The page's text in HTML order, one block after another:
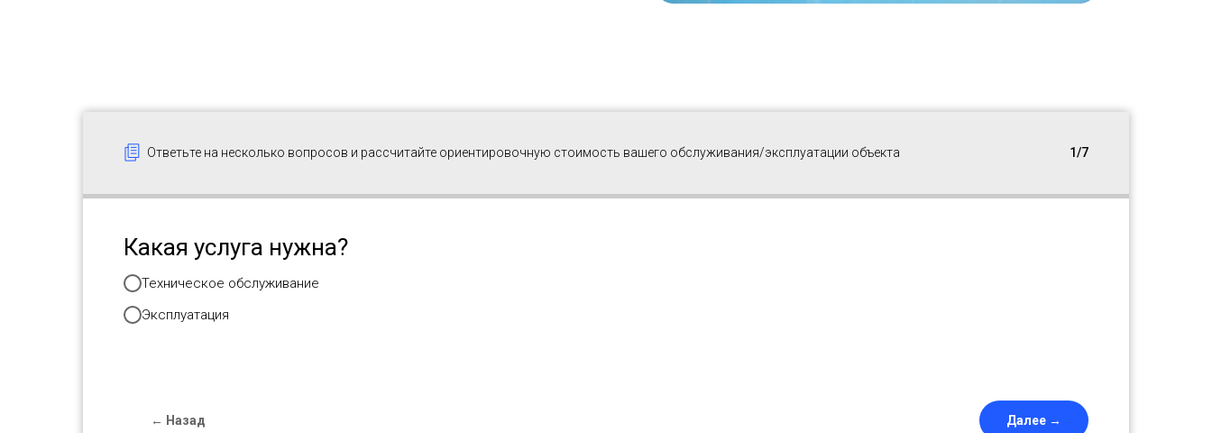
Ответьте на несколько вопросов и рассчитайте ориентировочную стоимость вашего обслуживания/эксплуатации объекта 1/7
Какая услуга нужна?
Техническое обслуживание
Эксплуатация
← Назад Далее →